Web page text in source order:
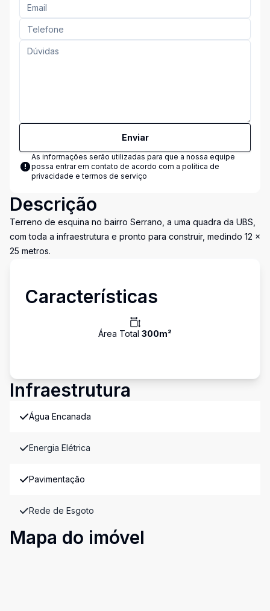
Enviar
As informações serão utilizadas para que a nossa equipe
possa entrar em contato de acordo com a política de
privacidade e termos de serviço
Descrição
Terreno de esquina no bairro Serrano, a uma quadra da UBS,
com toda a infraestrutura e pronto para construir, medindo 12 x
25 metros.
Características
Área Total 300m²
Infraestrutura
Água Encanada
Energia Elétrica
Pavimentação
Rede de Esgoto
Mapa do imóvel